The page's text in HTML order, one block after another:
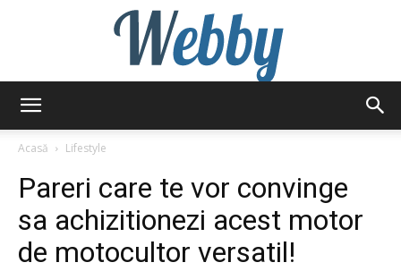
Acasă
Lifestyle
Pareri care te vor convinge
sa achizitionezi acest motor
de motocultor versatil!